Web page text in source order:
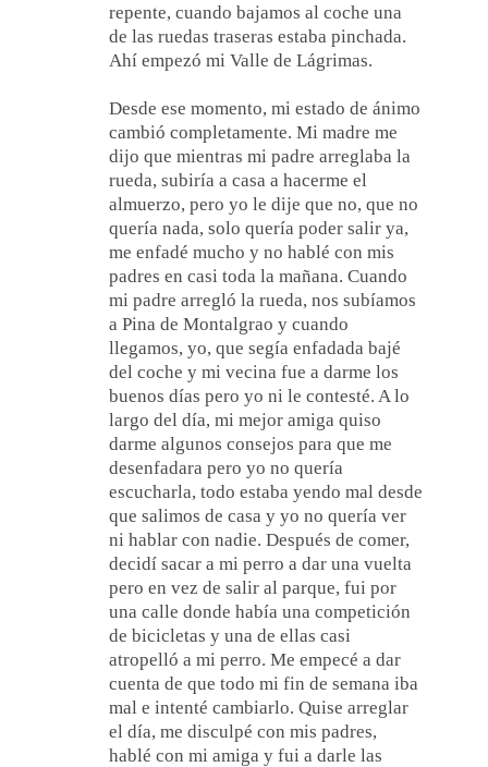
repente, cuando bajamos al coche una
de las ruedas traseras estaba pinchada.
Ahí empezó mi Valle de Lágrimas.
Desde ese momento, mi estado de ánimo
cambió completamente. Mi madre me
dijo que mientras mi padre arreglaba la
rueda, subiría a casa a hacerme el
almuerzo, pero yo le dije que no, que no
quería nada, solo quería poder salir ya,
me enfadé mucho y no hablé con mis
padres en casi toda la mañana. Cuando
mi padre arregló la rueda, nos subíamos
a Pina de Montalgrao y cuando
llegamos, yo, que segía enfadada bajé
del coche y mi vecina fue a darme los
buenos días pero yo ni le contesté. A lo
largo del día, mi mejor amiga quiso
darme algunos consejos para que me
desenfadara pero yo no quería
escucharla, todo estaba yendo mal desde
que salimos de casa y yo no quería ver
ni hablar con nadie. Después de comer,
decidí sacar a mi perro a dar una vuelta
pero en vez de salir al parque, fui por
una calle donde había una competición
de bicicletas y una de ellas casi
atropelló a mi perro. Me empecé a dar
cuenta de que todo mi fin de semana iba
mal e intenté cambiarlo. Quise arreglar
el día, me disculpé con mis padres,
hablé con mi amiga y fui a darle las